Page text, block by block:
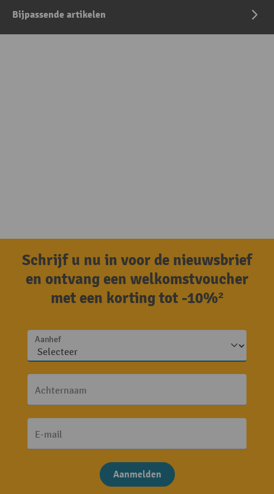
Bijpassende artikelen
Schrijf u nu in voor de nieuwsbrief
en ontvang een welkomstvoucher
met een korting tot -10%²
Aanhef
Achternaam
E-mail
Aanmelden